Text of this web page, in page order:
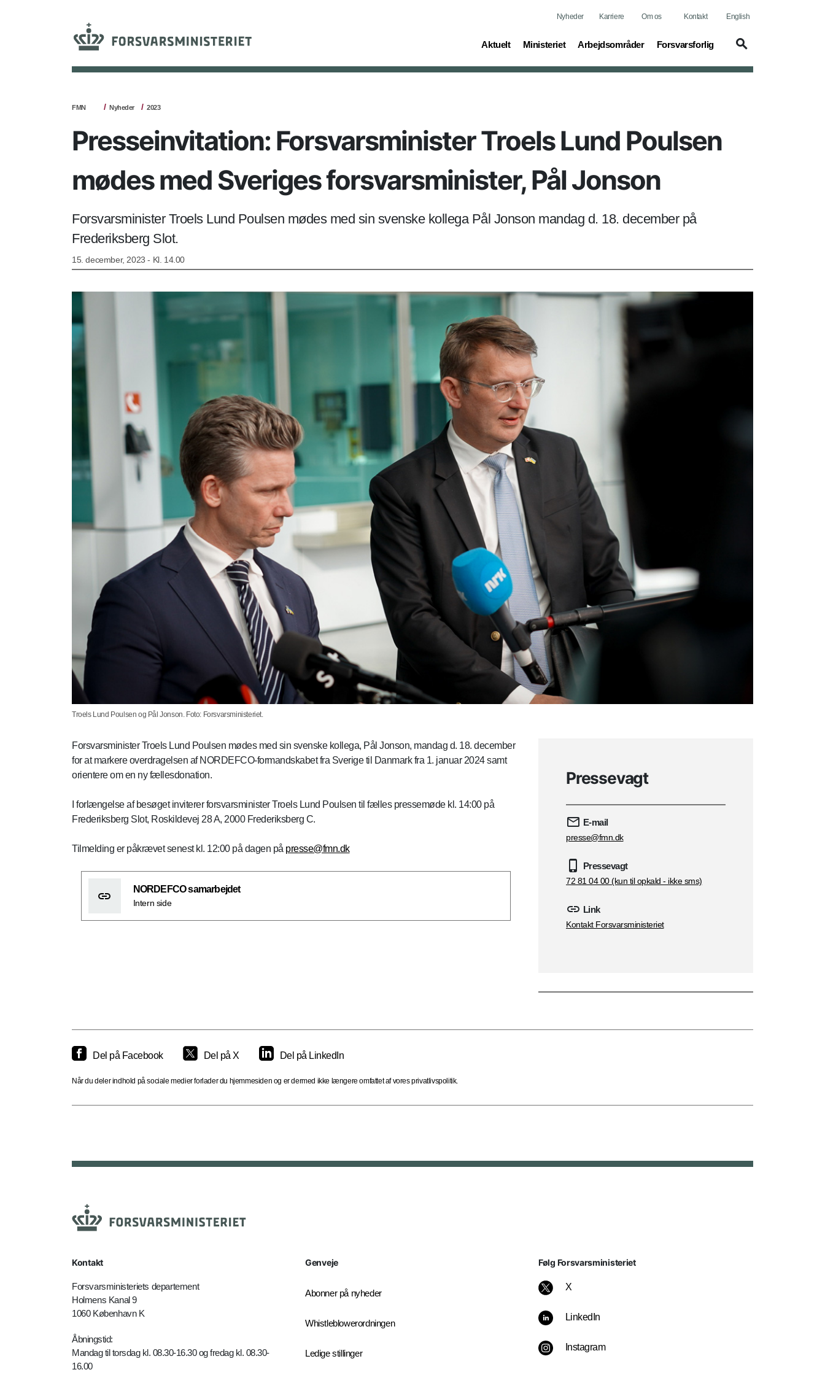
Nyheder Karriere Om os Kontakt English
Aktuelt
(current) Ministeriet
(current) Arbejdsområder
(current) Forsvarsforlig
(current)
FMN Nyheder 2023
Presseinvitation: Forsvarsminister Troels Lund Poulsen
mødes med Sveriges forsvarsminister, Pål Jonson
Forsvarsminister Troels Lund Poulsen mødes med sin svenske kollega Pål Jonson mandag d. 18. december på
Frederiksberg Slot.
15. december, 2023 - Kl. 14.00
Troels Lund Poulsen og Pål Jonson. Foto: Forsvarsministeriet.
Forsvarsminister Troels Lund Poulsen mødes med sin svenske kollega, Pål Jonson, mandag d. 18. december
for at markere overdragelsen af NORDEFCO-formandskabet fra Sverige til Danmark fra 1. januar 2024 samt
orientere om en ny fællesdonation.
I forlængelse af besøget inviterer forsvarsminister Troels Lund Poulsen til fælles pressemøde kl. 14:00 på
Frederiksberg Slot, Roskildevej 28 A, 2000 Frederiksberg C.
Tilmelding er påkrævet senest kl. 12:00 på dagen på presse@fmn.dk
NORDEFCO samarbejdet
Intern side
Pressevagt
E-mail
presse@fmn.dk
Pressevagt
72 81 04 00 (kun til opkald - ikke sms)
Link
Kontakt Forsvarsministeriet
Del på Facebook Del på X Del på LinkedIn
Når du deler indhold på sociale medier forlader du hjemmesiden og er dermed ikke længere omfattet af vores privatlivspolitik.
Kontakt
Forsvarsministeriets departement
Holmens Kanal 9
1060 København K
Åbningstid:
Mandag til torsdag kl. 08.30-16.30 og fredag kl. 08.30-
16.00
Genveje
Abonner på nyheder
Whistleblowerordningen
Ledige stillinger
Følg Forsvarsministeriet
X
LinkedIn
Instagram